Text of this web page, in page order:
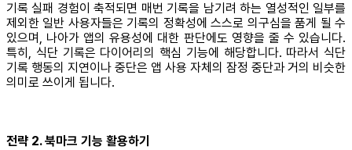
기록 실패 경험이 축적되면 매번 기록을 남기려 하는 열성적인 일부를
제외한 일반 사용자들은 기록의 정확성에 스스로 의구심을 품게 될 수
있으며, 나아가 앱의 유용성에 대한 판단에도 영향을 줄 수 있습니다.
특히, 식단 기록은 다이어리의 핵심 기능에 해당합니다. 따라서 식단
기록 행동의 지연이나 중단은 앱 사용 자체의 잠정 중단과 거의 비슷한
의미로 쓰이게 됩니다.
전략 2. 북마크 기능 활용하기